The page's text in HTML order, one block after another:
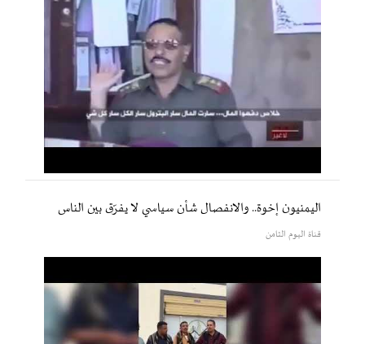
اليمنيون إخوة.. والانفصال شأن سياسي لا يفرّق بين الناس
قناة اليوم الثامن